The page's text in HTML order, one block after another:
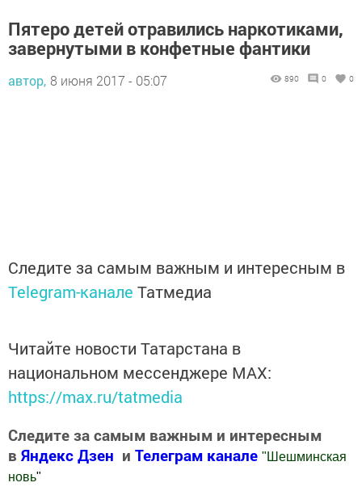
Пятеро детей отравились наркотиками,
завернутыми в конфетные фантики
автор, 8 июня 2017 - 05:07 890 0 0
Следите за самым важным и интересным в
Telegram-канале Татмедиа
Читайте новости Татарстана в
национальном мессенджере MАХ:
https://max.ru/tatmedia
Следите за самым важным и интересным
в Яндекс Дзен и Телеграм канале " Шешминская
новь"